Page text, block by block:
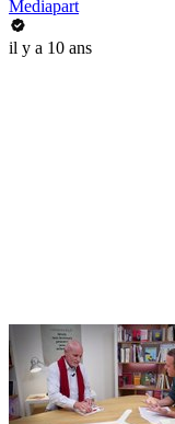
Mediapart
il y a 10 ans